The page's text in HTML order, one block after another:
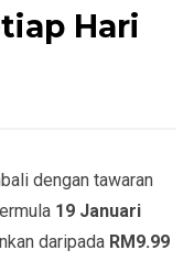
Hari
dengan tawaran
19 Januari
daripada RM9.99